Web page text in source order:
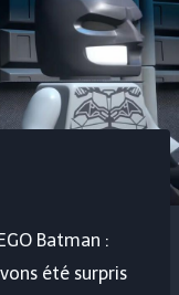
Batman :
été surpris